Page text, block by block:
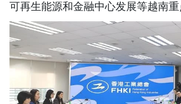
可再生能源和金融中心发展等越南重